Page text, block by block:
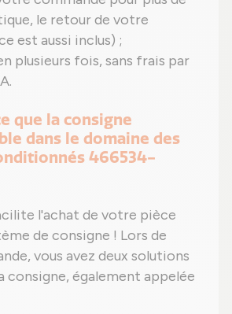
le retour de votre
est aussi inclus) ;
plusieurs fois, sans frais par
que la consigne
dans le domaine des
466534-
l'achat de votre pièce
de consigne ! Lors de
vous avez deux solutions
consigne, également appelée